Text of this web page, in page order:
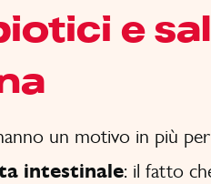
e
un motivo in più
intestinale: il fatto